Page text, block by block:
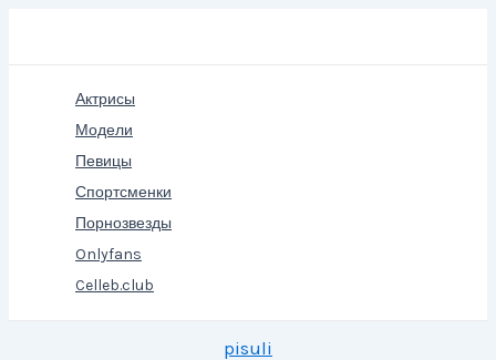
Актрисы
Модели
Певицы
Спортсменки
Порнозвезды
Onlyfans
Celleb.club
pisuli